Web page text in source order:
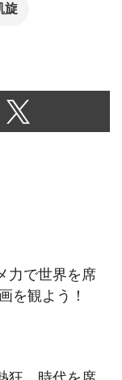
旋
力で世界を席
を観よう！